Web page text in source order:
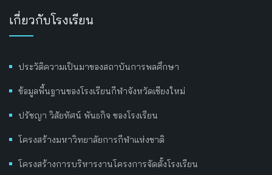
เกี่ยวกับโรงเรียน
ประวัติความเป็นมาของสถาบันการพลศึกษา
ข้อมูลพื้นฐานของโรงเรียนกีฬาจังหวัดเชียงใหม่
ปรัชญา วิสัยทัศน์ พันธกิจ ของโรงเรียน
โครงสร้างมหาวิทยาลัยการกีฬาแห่งชาติ
โครงสร้างการบริหารงานโครงการจัดตั้งโรงเรียน